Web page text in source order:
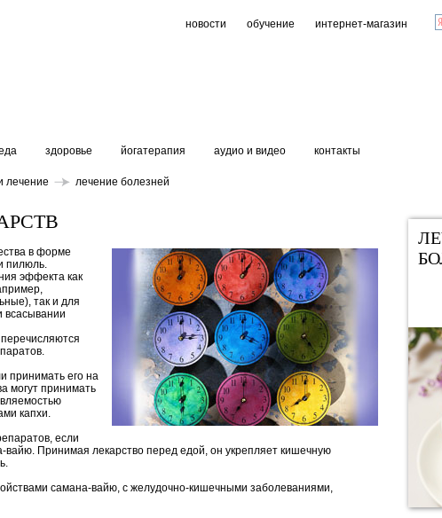
новости обучение интернет-магазин
здоровье йогатерапия аудио и видео контакты
лечение лечение болезней
в форме
пилюль.
эффекта как
так и для
всасывании
принимать его на
могут принимать
капхи.
если
вайю. Принимая лекарство перед едой, он укрепляет кишечную
самана-вайю, с желудочно-кишечными заболеваниями,